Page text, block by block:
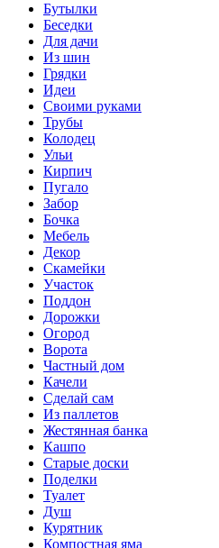
Бутылки
Беседки
Для дачи
Из шин
Грядки
Идеи
Своими руками
Трубы
Колодец
Ульи
Кирпич
Пугало
Забор
Бочка
Мебель
Декор
Скамейки
Участок
Поддон
Дорожки
Огород
Ворота
Частный дом
Качели
Сделай сам
Из паллетов
Жестянная банка
Кашпо
Старые доски
Поделки
Туалет
Душ
Курятник
Компостная яма